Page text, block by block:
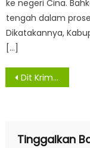
ke negeri Cina.
tengah dalam
Dikatakannya,
[…]
Navigasi
Dit Krimum Polda Sumut Tangani Kasus Kuda Lumping di Sunggal Medan
Tinggalkan